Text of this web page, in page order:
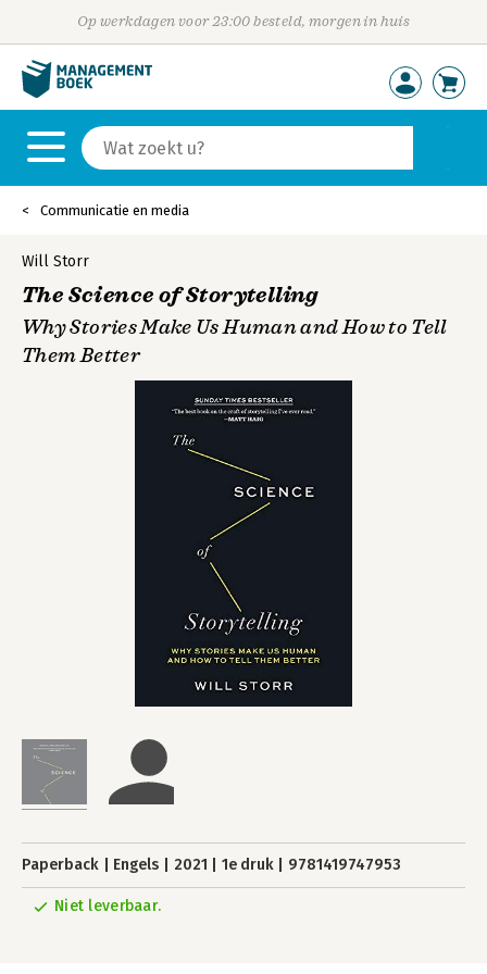
Op werkdagen voor 23:00 besteld, morgen in huis
Communicatie en media
Will Storr
The Science of Storytelling
Why Stories Make Us Human and How to Tell
Them Better
Paperback Engels 2021 1e druk 9781419747953
Niet leverbaar.